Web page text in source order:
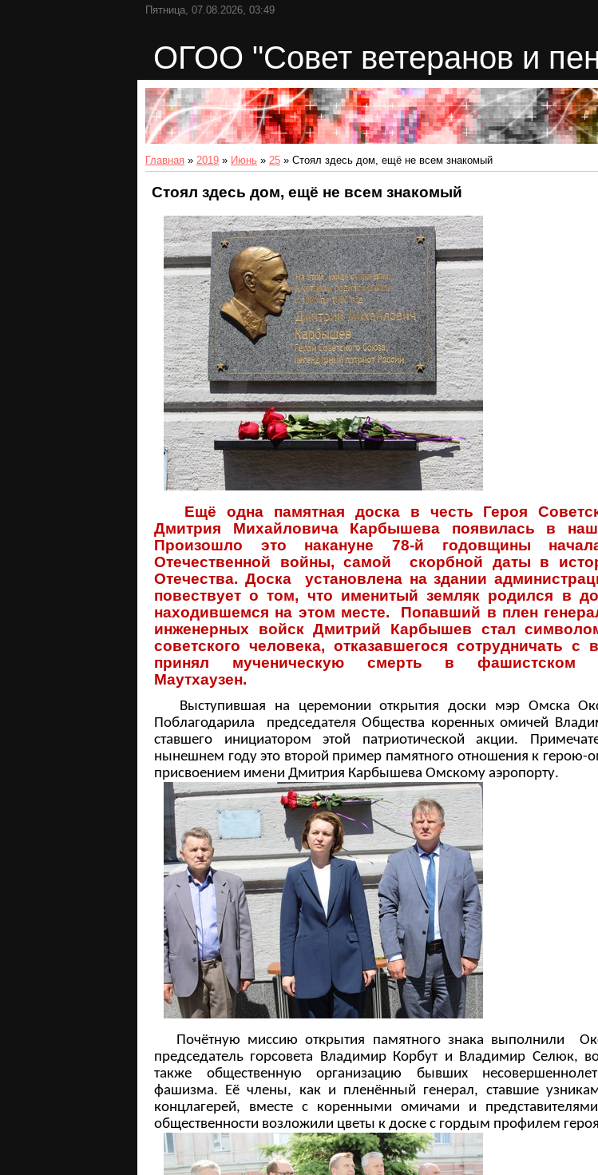
Пятница, 07.08.2026, 03:49
ОГОО "Совет ветеранов и
Главная » 2019 » Июнь » 25 » Стоял здесь дом, ещё не всем знакомый
Стоял здесь дом, ещё не всем знакомый
Ещё одна памятная доска в честь Героя
Дмитрия Михайловича Карбышева появилась в
Произошло это накануне 78-й годовщины
Отечественной войны, самой скорбной даты в
Отечества. Доска установлена на здании
повествует о том, что именитый земляк родился в
находившемся на этом месте. Попавший в плен
инженерных войск Дмитрий Карбышев стал
советского человека, отказавшегося сотрудничать с
принял мученическую смерть в фашистском
Маутхаузен.
Выступившая на церемонии открытия доски мэр Омска
Поблагодарила председателя Общества коренных омичей
ставшего инициатором этой патриотической акции.
нынешнем году это второй пример памятного отношения к герою-
присвоением имени Дмитрия Карбышева Омскому аэропорту.
Почётную миссию открытия памятного знака выполнили
председатель горсовета Владимир Корбут и Владимир Селюк,
также общественную организацию бывших
фашизма. Её члены, как и пленённый генерал, ставшие
концлагерей, вместе с коренными омичами и представителями
общественности возложили цветы к доске с гордым профилем